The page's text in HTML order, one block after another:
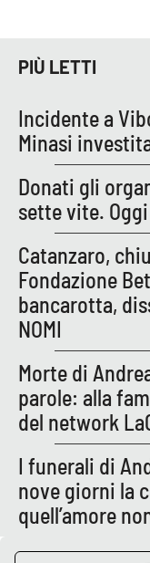
Lamezia Terme
PROGETTI
SPECIALI
Buona Sanità
LA
CALABRIAVISIONE
Destinazioni
Eventi
Food
Storie
LAC
NETWORK
Lacplay.it
PIÙ LETTI
Incidente a
Minasi
Donati gli
sette vite.
Catanzaro,
Fondazione
bancarotta,
NOMI
Morte di
parole: alla
del network
I funerali di
nove giorni la
quell’amore